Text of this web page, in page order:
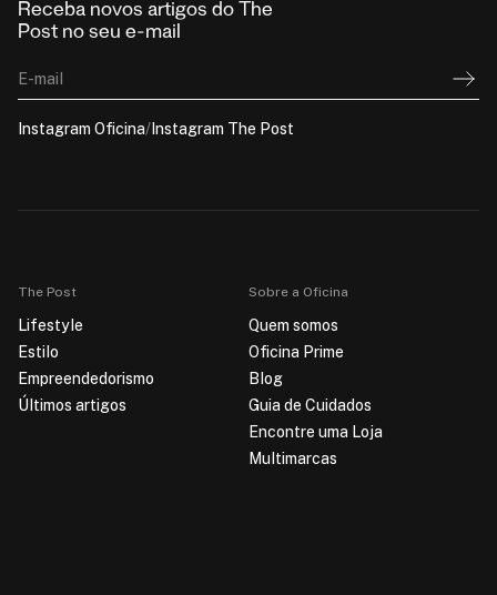
Receba novos artigos do The
Post no seu e-mail
E-mail
Instagram Oficina/ Instagram The Post
The Post
Lifestyle
Estilo
Empreendedorismo
Últimos artigos
Sobre a Oficina
Quem somos
Oficina Prime
Blog
Guia de Cuidados
Encontre uma Loja
Multimarcas